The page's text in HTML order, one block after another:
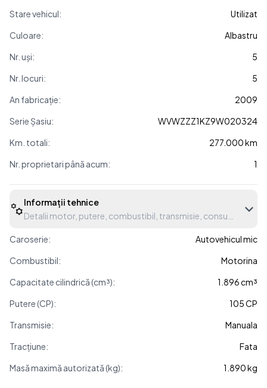
Stare vehicul:
Utilizat
Culoare:
Albastru
Nr. uși:
5
Nr. locuri:
5
An fabricație:
2009
Serie Șasiu:
WVWZZZ1KZ9W020324
Km. totali:
277.000 km
Nr. proprietari până acum:
1
Informații tehnice
Detalii motor, putere, combustibil, transmisie, consum etc.
Caroserie:
Autovehicul mic
Combustibil:
Motorina
Capacitate cilindrică (cm³):
1.896 cm³
Putere (CP):
105 CP
Transmisie:
Manuala
Tracțiune:
Fata
Masă maximă autorizată (kg):
1.890 kg